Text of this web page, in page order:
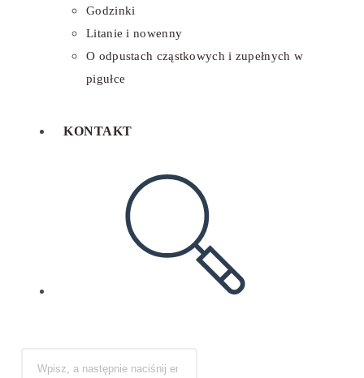
Godzinki
Litanie i nowenny
O odpustach cząstkowych i zupełnych w
pigułce
KONTAKT